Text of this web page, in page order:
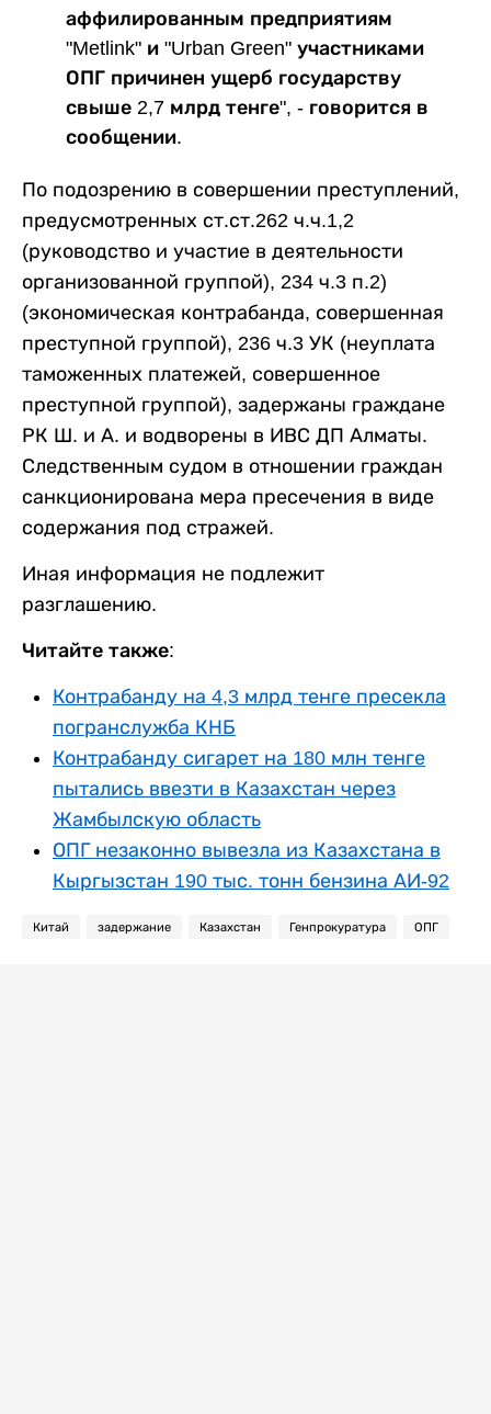
аффилированным предприятиям
"Metlink" и "Urban Green" участниками
ОПГ причинен ущерб государству
свыше 2,7 млрд тенге", - говорится в
сообщении.
По подозрению в совершении преступлений,
предусмотренных ст.ст.262 ч.ч.1,2
(руководство и участие в деятельности
организованной группой), 234 ч.3 п.2)
(экономическая контрабанда, совершенная
преступной группой), 236 ч.3 УК (неуплата
таможенных платежей, совершенное
преступной группой), задержаны граждане
РК Ш. и А. и водворены в ИВС ДП Алматы.
Следственным судом в отношении граждан
санкционирована мера пресечения в виде
содержания под стражей.
Иная информация не подлежит
разглашению.
Читайте также:
Контрабанду на 4,3 млрд тенге пресекла
погранслужба КНБ
Контрабанду сигарет на 180 млн тенге
пытались ввезти в Казахстан через
Жамбылскую область
ОПГ незаконно вывезла из Казахстана в
Кыргызстан 190 тыс. тонн бензина АИ-92
Китай задержание Казахстан Генпрокуратура ОПГ